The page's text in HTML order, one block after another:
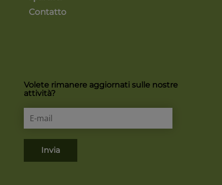
Contatto
Volete rimanere aggiornati sulle nostre
attività?
Invia